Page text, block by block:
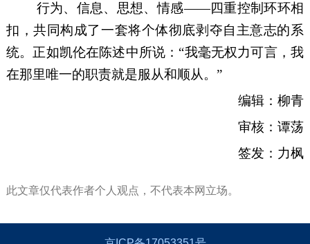
行为、信息、思想、情感——四重控制环环相
扣，共同构成了一套将个体彻底剥夺自主意志的系
统。正如凯伦在陈述中所说：“我毫无权力可言，我
在那里唯一的职责就是服从和顺从。”
编辑：柳青
审核：谭荡
签发：力枫
此文章仅代表作者个人观点，不代表本网立场。